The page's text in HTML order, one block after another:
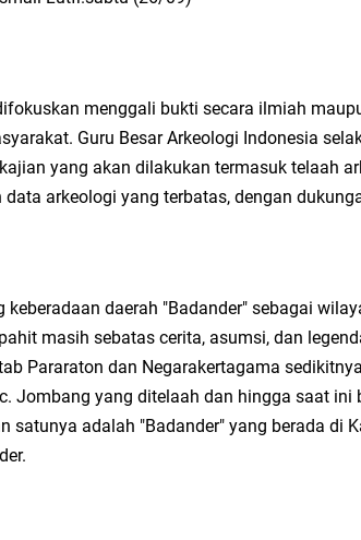
Selamat Tahun Baru Islam 1 Muharram 1448 H: Pesan
Reses Anggota DPRD Jabar M. Rizky di Desa Cibitung
Zakat Produktif Dorong Kemandirian UMKM, LAZISNU
Taruna Gresik Perkuat Ekonomi Lewat
Nila Yani Apresiasi Launching Komunitas Gowes dan
menggali bukti secara ilmiah
Guru Besar Arkeologi Indonesia
yang akan dilakukan termasuk telaah
arkeologi yang terbatas, dengan
keberadaan daerah "Badander" sebagai
masih sebatas cerita, asumsi, dan
Pararaton dan Negarakertagama
Jombang yang ditelaah dan hingga saat ini
satunya adalah "Badander" yang berada di